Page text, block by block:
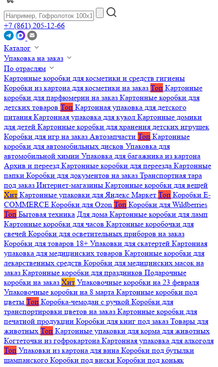
+7 (861) 205-12-66
Каталог
Упаковка на заказ
По отраслям
Картонные коробки для косметики и средств гигиены
Коробки из картона для косметики на заказ Топ Картонные
коробки для парфюмерии на заказ Картонные коробки для
детских товаров Топ Картонная упаковка для детского
питания Картонная упаковка для кукол Картонные домики
для детей Картонные коробки для хранения детских игрушек
Коробки для игр на заказ Автозапчасти Топ Картонные
коробки для автомобильных дисков Упаковка для
автомобильной химии Упаковка для багажника из картона
Архив и переезд Картонные коробки для переезда Картонные
папки Коробки для документов на заказ Транспортная тара
под заказ Интернет-магазины Картонные коробки для вещей
Хит Картонные упаковки для Яндекс Маркет Топ Коробки E-
COMMERCE Коробки для Ozon Топ Коробки для Wildberries
Топ Бытовая техника Для дома Картонные коробки для ламп
Картонные коробки для часов Картонные коробочки для
свечей Коробки для осветительных приборов на заказ
Коробки для товаров 18+ Упаковки для скатертей Картонная
упаковка для медицинских товаров Картонные коробки для
лекарственных средств Коробки для медицинских масок на
заказ Картонные коробки для праздников Подарочные
коробки на заказ Хит Упаковочные коробки на 23 февраля
Упаковочные коробки на 8 марта Картонные коробки под
цветы Топ Коробка-чемодан с ручкой Коробки для
транспортировки цветов на заказ Картонные коробки для
печатной продукции Коробки для книг под заказ Товары для
животных Топ Картонные упаковки для корма для животных
Когтеточки из гофрокартона Картонная упаковка для алкоголя
Топ Упаковки из картона для вина Коробки под бутылки
шампанского Коробки под виски Коробки под коньяк